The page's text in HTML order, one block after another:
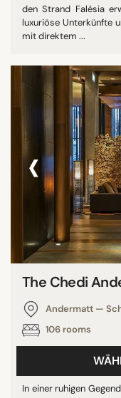
den Strand Falésia
luxuriöse Unterkünfte
mit direktem ...
‹
The Chedi
Andermatt —
106 rooms
In einer ruhigen